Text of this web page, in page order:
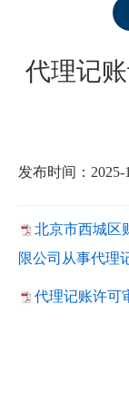
代理记
发布时间：2025-
北京市西城区
限公司从事代理
代理记账许可